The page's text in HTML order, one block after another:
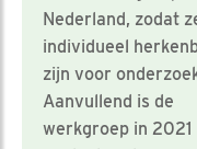
Nederland, zodat
individueel
zijn voor
Aanvullend is de
werkgroep in 2021